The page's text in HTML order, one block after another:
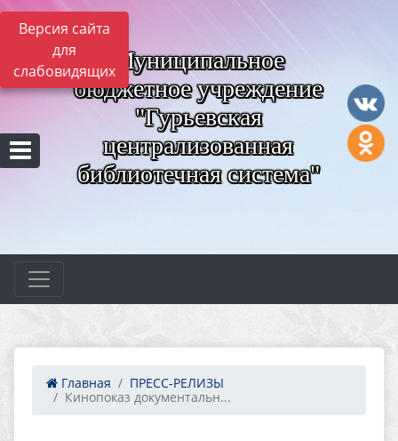
Версия сайта
для
слабовидящих Муниципальное
бюджетное учреждение
"Гурьевская
централизованная
библиотечная система"
Главная
ПРЕСС-РЕЛИЗЫ
Кинопоказ документальн...